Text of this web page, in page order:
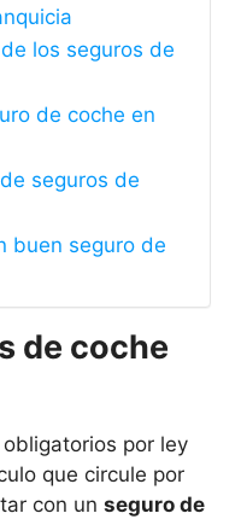
los seguros de
de coche en
seguros de
buen seguro de
de coche
por ley
que circule por
con un seguro de